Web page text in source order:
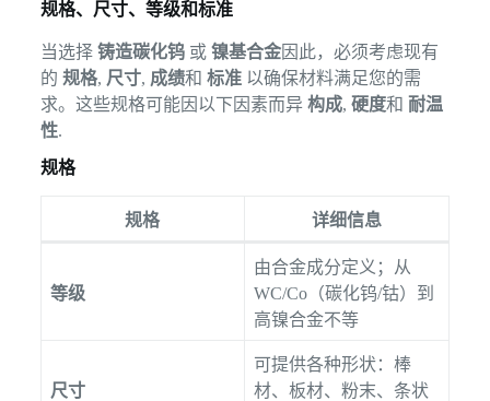
规格、尺寸、等级和标准
当选择 铸造碳化钨或 镍基合金因此，必须考虑现有
的 规格, 尺寸, 成绩和 标准以确保材料满足您的需
求。这些规格可能因以下因素而异 构成, 硬度和 耐温
性.
规格
规格 详细信息
等级
由合金成分定义；从
WC/Co（碳化钨/钴）到
高镍合金不等
尺寸
可提供各种形状：棒
材、板材、粉末、条状